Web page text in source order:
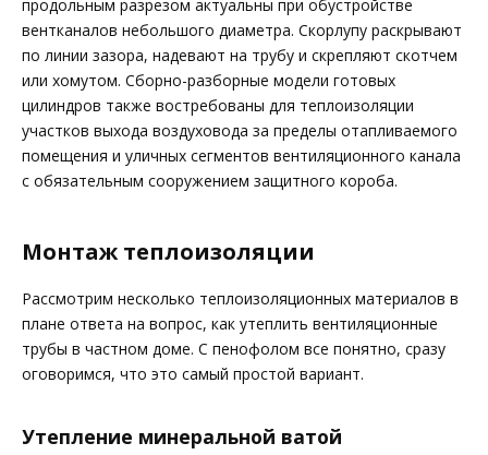
продольным разрезом актуальны при обустройстве
вентканалов небольшого диаметра. Скорлупу раскрывают
по линии зазора, надевают на трубу и скрепляют скотчем
или хомутом. Сборно-разборные модели готовых
цилиндров также востребованы для теплоизоляции
участков выхода воздуховода за пределы отапливаемого
помещения и уличных сегментов вентиляционного канала
с обязательным сооружением защитного короба.
Монтаж теплоизоляции
Рассмотрим несколько теплоизоляционных материалов в
плане ответа на вопрос, как утеплить вентиляционные
трубы в частном доме. С пенофолом все понятно, сразу
оговоримся, что это самый простой вариант.
Утепление минеральной ватой